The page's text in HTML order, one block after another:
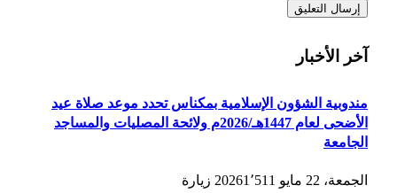
آخر الأخبار
مندوبية الشؤون الإسلامية بمكناس تحدد موعد صلاة عيد
الأضحى لعام 1447هـ/2026م ولائحة المصليات والمساجد
الجامعة
الجمعة، 22 مايو 2026 1٬511 زيارة